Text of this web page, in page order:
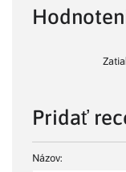
Pridať
Názov: